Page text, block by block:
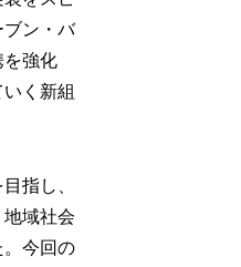
ブン・バ
を強化
く新組
指し、
域社会
。今回の